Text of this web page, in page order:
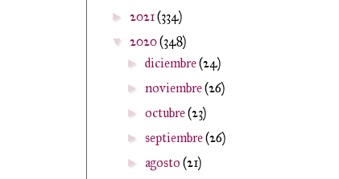
► 2021(334)
▼ 2020(348)
►diciembre(24)
►noviembre(26)
►octubre(23)
►septiembre(26)
► agosto(21)